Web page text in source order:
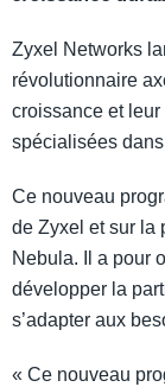
Zyxel Networks
révolutionnaire
croissance et
spécialisées
Ce nouveau
de Zyxel et sur la
Nebula. Il a pour
développer la
s’adapter aux
« Ce nouveau